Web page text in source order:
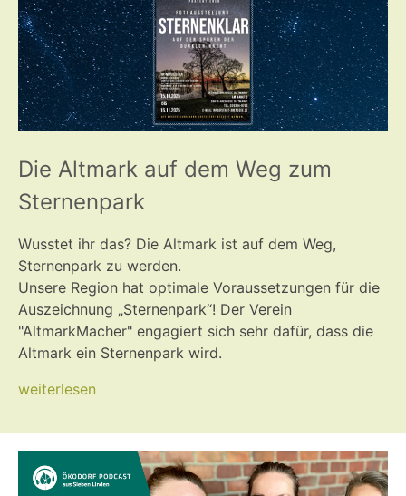
Die Altmark auf dem Weg zum
Sternenpark
Wusstet ihr das? Die Altmark ist auf dem Weg,
Sternenpark zu werden.
Unsere Region hat optimale Voraussetzungen für die
Auszeichnung „Sternenpark“! Der Verein
"AltmarkMacher" engagiert sich sehr dafür, dass die
Altmark ein Sternenpark wird.
weiterlesen